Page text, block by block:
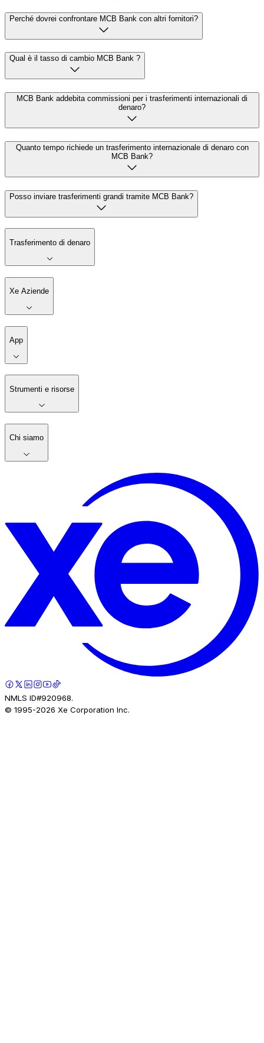
Perché dovrei confrontare MCB Bank con altri fornitori?
Qual è il tasso di cambio MCB Bank ?
MCB Bank addebita commissioni per i trasferimenti internazionali di
denaro?
Quanto tempo richiede un trasferimento internazionale di denaro con
MCB Bank?
Posso inviare trasferimenti grandi tramite MCB Bank?
Trasferimento di denaro
Xe Aziende
App
Strumenti e risorse
Chi siamo
NMLS ID#920968.
© 1995-2026 Xe Corporation Inc.